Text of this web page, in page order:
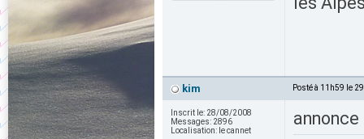
kim Posté à 11h59 le
Inscrit le: 28/08/2008
Messages: 2896
Localisation: le cannet